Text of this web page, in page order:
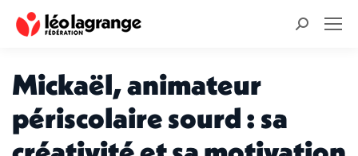
Recherche
Mickaël, animateur
périscolaire sourd : sa